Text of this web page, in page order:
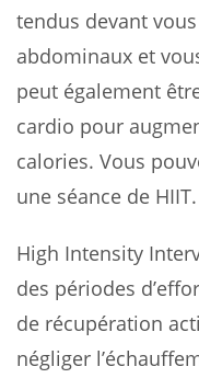
tendus devant
abdominaux et
peut également
cardio pour
calories. Vous
une séance de HIIT.
High Intensity
des périodes
de récupération
négliger